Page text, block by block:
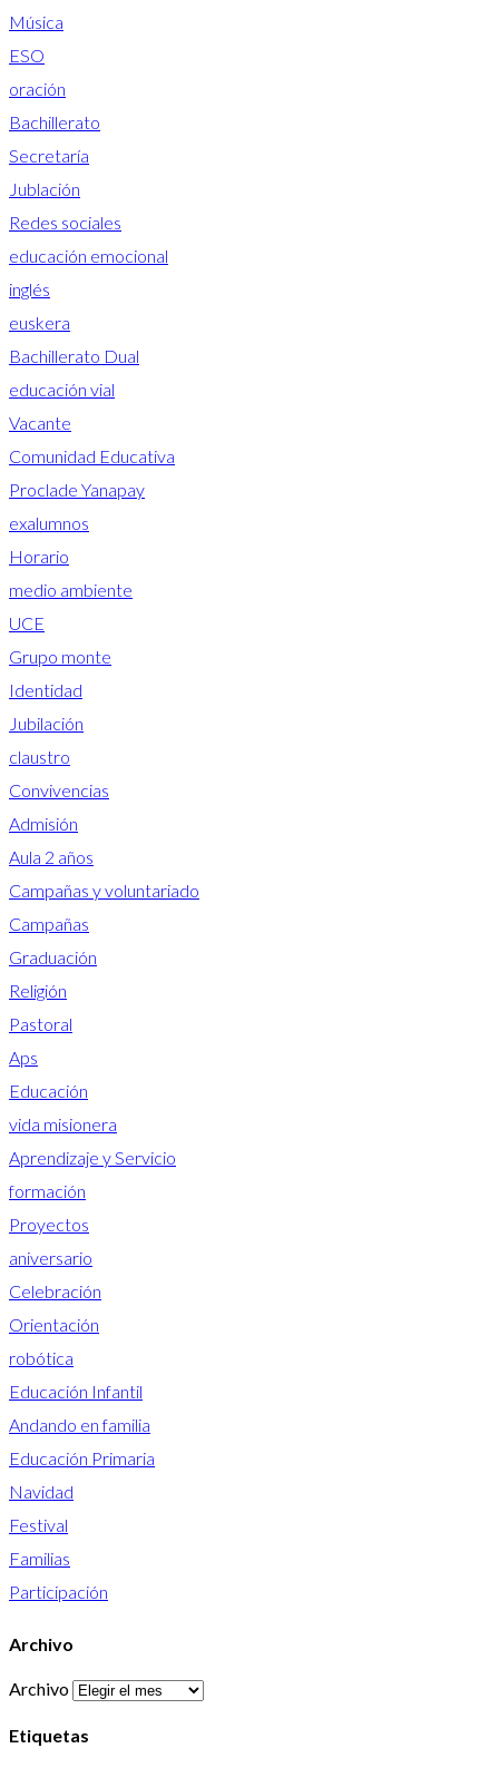
Música
ESO
oración
Bachillerato
Secretaría
Jublación
Redes sociales
educación emocional
inglés
euskera
Bachillerato Dual
educación vial
Vacante
Comunidad Educativa
Proclade Yanapay
exalumnos
Horario
medio ambiente
UCE
Grupo monte
Identidad
Jubilación
claustro
Convivencias
Admisión
Aula 2 años
Campañas y voluntariado
Campañas
Graduación
Religión
Pastoral
Aps
Educación
vida misionera
Aprendizaje y Servicio
formación
Proyectos
aniversario
Celebración
Orientación
robótica
Educación Infantil
Andando en familia
Educación Primaria
Navidad
Festival
Familias
Participación
Archivo
Archivo
Etiquetas